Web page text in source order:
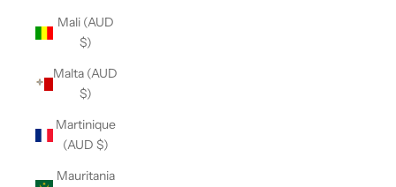
Mali (AUD
$)
Malta (AUD
$)
Martinique
(AUD $)
Mauritania